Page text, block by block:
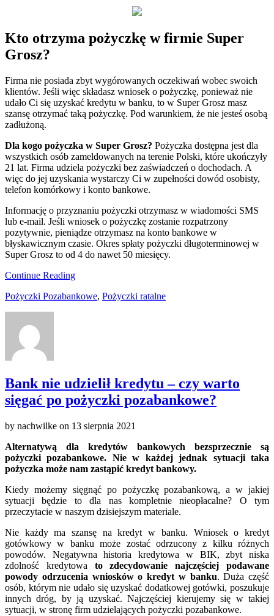
Kto otrzyma pożyczkę w firmie Super
Grosz?
Firma nie posiada zbyt wygórowanych oczekiwań wobec swoich
klientów. Jeśli więc składasz wniosek o pożyczkę, ponieważ nie
udało Ci się uzyskać kredytu w banku, to w Super Grosz masz
szansę otrzymać taką pożyczkę. Pod warunkiem, że nie jesteś osobą
zadłużoną.
Dla kogo pożyczka w Super Grosz? Pożyczka dostępna jest dla
wszystkich osób zameldowanych na terenie Polski, które ukończyły
21 lat. Firma udziela pożyczki bez zaświadczeń o dochodach. A
więc do jej uzyskania wystarczy Ci w zupełności dowód osobisty,
telefon komórkowy i konto bankowe.
Informację o przyznaniu pożyczki otrzymasz w wiadomości SMS
lub e-mail. Jeśli wniosek o pożyczkę zostanie rozpatrzony
pozytywnie, pieniądze otrzymasz na konto bankowe w
błyskawicznym czasie. Okres spłaty pożyczki długoterminowej w
Super Grosz to od 4 do nawet 50 miesięcy.
Continue Reading
Pożyczki Pozabankowe, Pożyczki ratalne
Bank nie udzielił kredytu – czy warto
sięgać po pożyczki pozabankowe?
by nachwilke on 13 sierpnia 2021
Alternatywą dla kredytów bankowych bezsprzecznie są
pożyczki pozabankowe. Nie w każdej jednak sytuacji taka
pożyczka może nam zastąpić kredyt bankowy.
Kiedy możemy sięgnąć po pożyczkę pozabankową, a w jakiej
sytuacji będzie to dla nas kompletnie nieopłacalne? O tym
przeczytacie w naszym dzisiejszym materiale.
Nie każdy ma szansę na kredyt w banku. Wniosek o kredyt
gotówkowy w banku może zostać odrzucony z kilku różnych
powodów. Negatywna historia kredytowa w BIK, zbyt niska
zdolność kredytowa to zdecydowanie najczęściej podawane
powody odrzucenia wniosków o kredyt w banku. Duża część
osób, którym nie udało się uzyskać dodatkowej gotówki, poszukuje
innych dróg, by ją uzyskać. Najczęściej kierujemy się w takiej
sytuacji, w stronę firm udzielających pożyczki pozabankowe.